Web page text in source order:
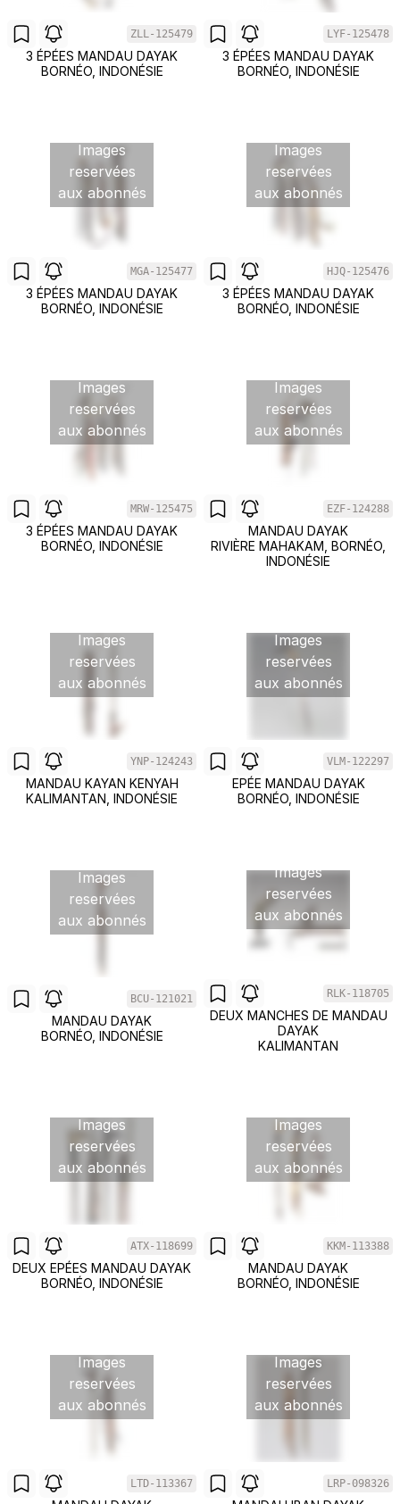
ZLL-125479
3 ÉPÉES MANDAU DAYAK
BORNÉO, INDONÉSIE
LYF-125478
3 ÉPÉES MANDAU DAYAK
BORNÉO, INDONÉSIE
Images
reservées
aux abonnés
MGA-125477
3 ÉPÉES MANDAU DAYAK
BORNÉO, INDONÉSIE
Images
reservées
aux abonnés
HJQ-125476
3 ÉPÉES MANDAU DAYAK
BORNÉO, INDONÉSIE
Images
reservées
aux abonnés
MRW-125475
3 ÉPÉES MANDAU DAYAK
BORNÉO, INDONÉSIE
Images
reservées
aux abonnés
EZF-124288
MANDAU DAYAK
RIVIÈRE MAHAKAM, BORNÉO,
INDONÉSIE
Images
reservées
aux abonnés
YNP-124243
MANDAU KAYAN KENYAH
KALIMANTAN, INDONÉSIE
Images
reservées
aux abonnés
VLM-122297
EPÉE MANDAU DAYAK
BORNÉO, INDONÉSIE
Images
reservées
aux abonnés
BCU-121021
MANDAU DAYAK
BORNÉO, INDONÉSIE
Images
reservées
aux abonnés
RLK-118705
DEUX MANCHES DE MANDAU
DAYAK
KALIMANTAN
Images
reservées
aux abonnés
ATX-118699
DEUX EPÉES MANDAU DAYAK
BORNÉO, INDONÉSIE
Images
reservées
aux abonnés
KKM-113388
MANDAU DAYAK
BORNÉO, INDONÉSIE
Images
reservées
aux abonnés
LTD-113367
Images
reservées
aux abonnés
LRP-098326